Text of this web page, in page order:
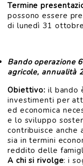
Termine
possono essere
di lunedì 31
Bando operazione
agricole, annualità
Obiettivo: il bando
investimenti per
ed economica
e lo sviluppo
contribuisce
sia in termini
reddito delle
A chi si rivolge: i